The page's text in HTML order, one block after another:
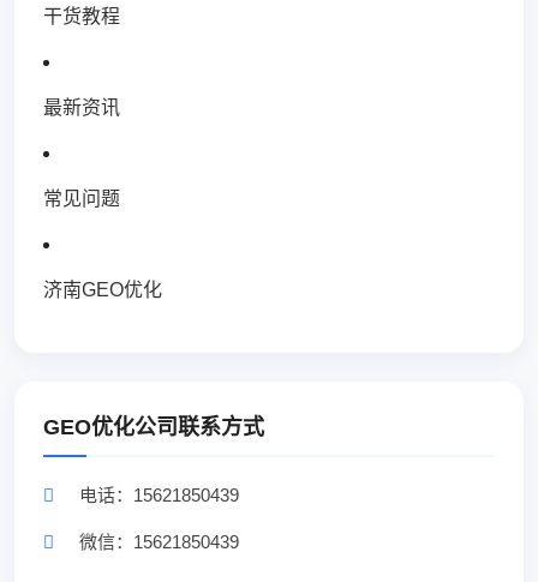
干货教程
最新资讯
常见问题
济南GEO优化
GEO优化公司联系方式
电话：15621850439
微信：15621850439